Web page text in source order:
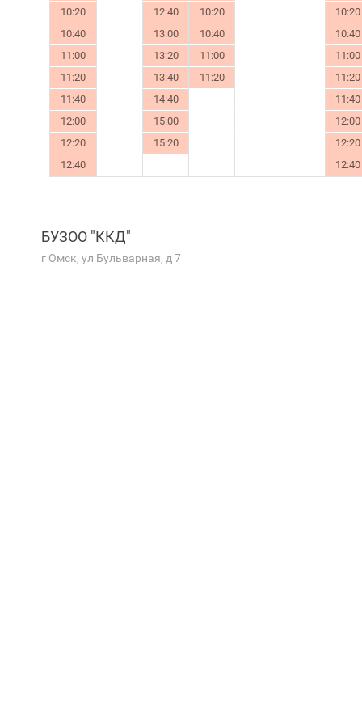
10:20
12:40 10:20
10:20
10:40
13:00 10:40
10:40
11:00
13:20 11:00
11:00
11:20
13:40 11:20
11:20
11:40
14:40
11:40
12:00
15:00
12:00
12:20
15:20
12:20
12:40
12:40
БУЗОО "ККД"
г Омск, ул Бульварная, д 7